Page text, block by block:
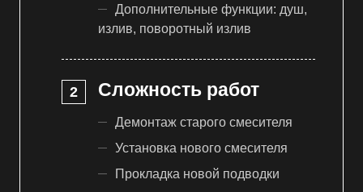
Дополнительные функции: душ,
излив, поворотный излив
Сложность работ
Демонтаж старого смесителя
Установка нового смесителя
Прокладка новой подводки